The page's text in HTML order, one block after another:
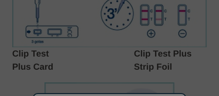
Clip Test
Plus Card
Clip Test Plus
Strip Foil